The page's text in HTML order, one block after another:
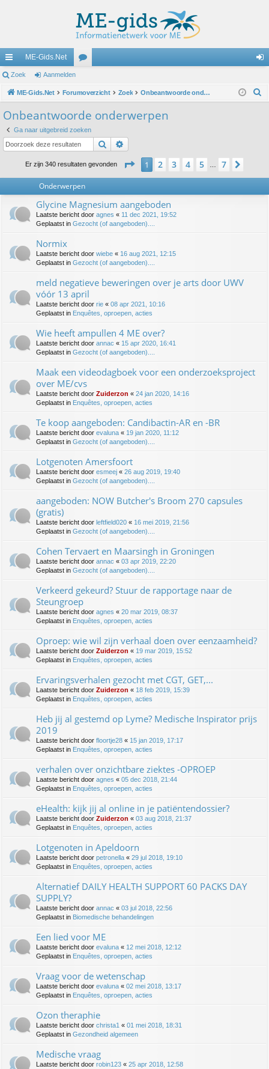
ne
lle
lin
ks
ME-Gids.Net
u
m
s
m
Zoek Aanmelden
ME-Gids.Net Forumoverzicht Zoek Onbeantwoorde onderwerpen
Onbeantwoorde onderwerpen
Ga naar uitgebreid zoeken
Zoek
Er zijn 340 resultaten gevonden Pagina van7
1 2 3 4 5 7
Onderwerpen
Glycine Magnesium aangeboden
Laatste bericht door agnes « 11 dec 2021, 19:52
Geplaatst in Gezocht (of aangeboden)....
Normix
Laatste bericht door wiebe « 16 aug 2021, 12:15
Geplaatst in Gezocht (of aangeboden)....
meld negatieve beweringen over je arts door UWV
vóór 13 april
Laatste bericht door rie « 08 apr 2021, 10:16
Geplaatst in Enquêtes, oproepen, acties
Wie heeft ampullen 4 ME over?
Laatste bericht door annac « 15 apr 2020, 16:41
Geplaatst in Gezocht (of aangeboden)....
Maak een videodagboek voor een onderzoeksproject
over ME/cvs
Laatste bericht door Zuiderzon « 24 jan 2020, 14:16
Geplaatst in Enquêtes, oproepen, acties
Te koop aangeboden: Candibactin-AR en -BR
Laatste bericht door evaluna « 19 jan 2020, 11:12
Geplaatst in Gezocht (of aangeboden)....
Lotgenoten Amersfoort
Laatste bericht door esmeej « 26 aug 2019, 19:40
Geplaatst in Gezocht (of aangeboden)....
aangeboden: NOW Butcher's Broom 270 capsules
(gratis)
Laatste bericht door leftfield020 « 16 mei 2019, 21:56
Geplaatst in Gezocht (of aangeboden)....
Cohen Tervaert en Maarsingh in Groningen
Laatste bericht door annac « 03 apr 2019, 22:20
Geplaatst in Gezocht (of aangeboden)....
Verkeerd gekeurd? Stuur de rapportage naar de
Steungroep
Laatste bericht door agnes « 20 mar 2019, 08:37
Geplaatst in Enquêtes, oproepen, acties
Oproep: wie wil zijn verhaal doen over eenzaamheid?
Laatste bericht door Zuiderzon « 19 mar 2019, 15:52
Geplaatst in Enquêtes, oproepen, acties
Ervaringsverhalen gezocht met CGT, GET,...
Laatste bericht door Zuiderzon « 18 feb 2019, 15:39
Geplaatst in Enquêtes, oproepen, acties
Heb jij al gestemd op Lyme? Medische Inspirator prijs
2019
Laatste bericht door floortje28 « 15 jan 2019, 17:17
Geplaatst in Enquêtes, oproepen, acties
verhalen over onzichtbare ziektes -OPROEP
Laatste bericht door agnes « 05 dec 2018, 21:44
Geplaatst in Enquêtes, oproepen, acties
eHealth: kijk jij al online in je patiëntendossier?
Laatste bericht door Zuiderzon « 03 aug 2018, 21:37
Geplaatst in Enquêtes, oproepen, acties
Lotgenoten in Apeldoorn
Laatste bericht door petronella « 29 jul 2018, 19:10
Geplaatst in Enquêtes, oproepen, acties
Alternatief DAILY HEALTH SUPPORT 60 PACKS DAY
SUPPLY?
Laatste bericht door annac « 03 jul 2018, 22:56
Geplaatst in Biomedische behandelingen
Een lied voor ME
Laatste bericht door evaluna « 12 mei 2018, 12:12
Geplaatst in Enquêtes, oproepen, acties
Vraag voor de wetenschap
Laatste bericht door evaluna « 02 mei 2018, 13:17
Geplaatst in Enquêtes, oproepen, acties
Ozon theraphie
Laatste bericht door christa1 « 01 mei 2018, 18:31
Geplaatst in Gezondheid algemeen
Medische vraag
Laatste bericht door robin123 « 25 apr 2018, 12:58